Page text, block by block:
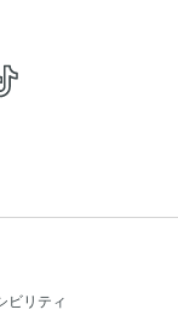
ビリティ